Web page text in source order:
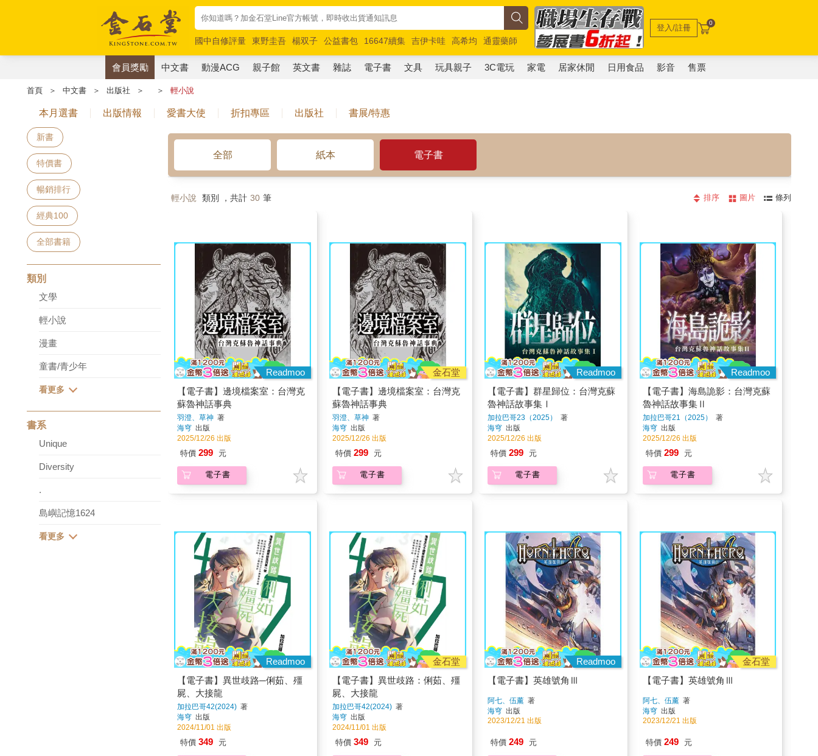
國中自修評量 東野圭吾 楊双子 公益書包 16647續集 吉伊卡哇 高希均
通靈藥師
唯紅花綻放
奧德賽 路邊攤新作 馬斯克 玩具總動員5 超慢跑
登入/註冊 0
會員獎勵 中文書 動漫ACG 親子館 英文書 雜誌 電子書 文具 玩具親子 3C電玩 家電 居家休閒 日用食品 影音 售票
首頁 ＞ 中文書 ＞ 出版社 ＞ ＞ 輕小說
本月選書 出版情報 愛書大使 折扣專區 出版社 書展/特惠
新書
特價書
暢銷排行
經典100
全部書籍
類別
文學
輕小說
漫畫
童書/青少年
書系
Unique
Diversity
.
島嶼記憶1624
全部 紙本 電子書
輕小說 類別 ，共計 30 筆 排序 圖片 條列
Readmoo
【電子書】邊境檔案室：台灣克
蘇魯神話事典
羽澄、草神 著
海穹 出版
2025/12/26 出版
特價 299 元
電子書
金石堂
【電子書】邊境檔案室：台灣克
蘇魯神話事典
羽澄、草神著
海穹 出版
2025/12/26 出版
特價 299 元
電子書
Readmoo
【電子書】群星歸位：台灣克蘇
魯神話故事集Ⅰ
加拉巴哥23（2025）
著
海穹 出版
2025/12/26 出版
特價 299 元
電子書
Readmoo
【電子書】海島詭影：台灣克蘇
魯神話故事集Ⅱ
加拉巴哥21（2025）
著
海穹 出版
2025/12/26 出版
特價 299 元
電子書
Readmoo
【電子書】異世歧路─俐茹、殭
屍、大接龍
加拉巴哥42(2024) 著
海穹 出版
2024/11/01 出版
特價 349 元
金石堂
【電子書】異世歧路：俐茹、殭
屍、大接龍
加拉巴哥42(2024)著
海穹 出版
2024/11/01 出版
特價 349 元
Readmoo
【電子書】英雄號角Ⅲ
阿七、伍薰著
海穹 出版
2023/12/21 出版
特價 249 元
金石堂
【電子書】英雄號角Ⅲ
阿七、伍薰著
海穹 出版
2023/12/21 出版
特價 249 元